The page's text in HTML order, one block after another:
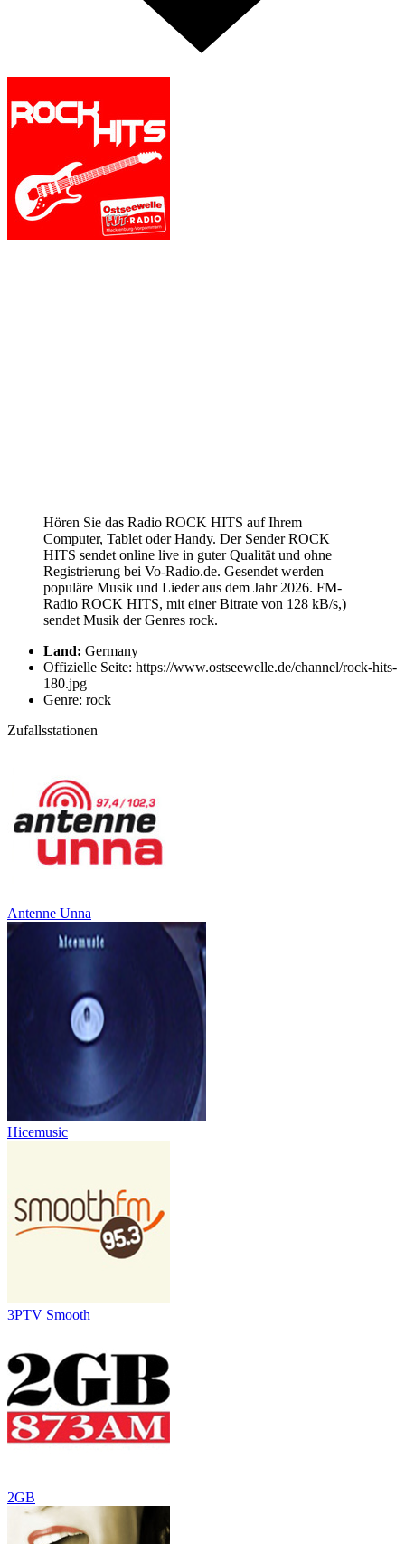
Hören Sie das Radio ROCK HITS auf Ihrem
Computer, Tablet oder Handy. Der Sender ROCK
HITS sendet online live in guter Qualität und ohne
Registrierung bei Vo-Radio.de. Gesendet werden
populäre Musik und Lieder aus dem Jahr 2026. FM-
Radio ROCK HITS, mit einer Bitrate von 128 kB/s,)
sendet Musik der Genres rock.
Land: Germany
Offizielle Seite: https://www.ostseewelle.de/channel/rock-hits-
180.jpg
Genre: rock
Zufallsstationen
Antenne Unna
Hicemusic
3PTV Smooth
2GB